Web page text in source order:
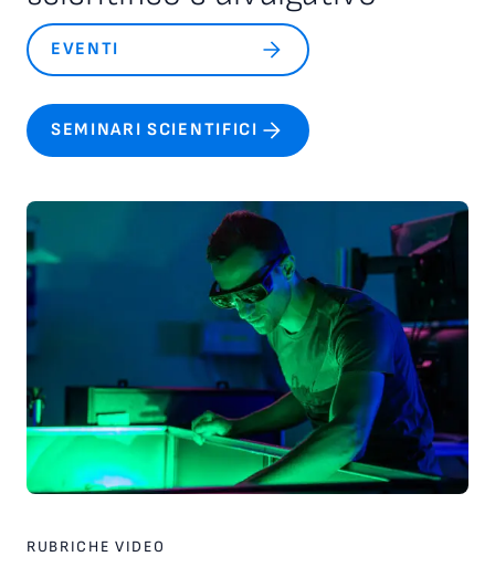
e sulla responsabilità reciproca all’interno delle comunità
scientifiche e professionali.
EVENTI
SEMINARI SCIENTIFICI
RUBRICHE VIDEO